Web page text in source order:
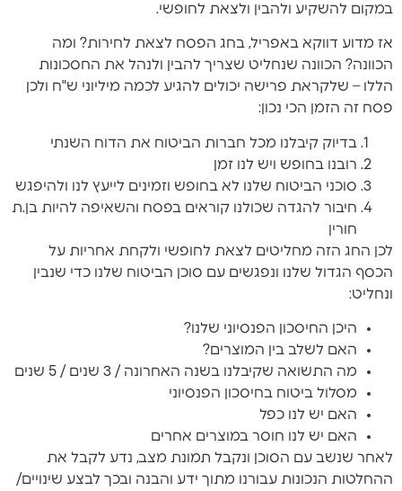
במקום להשקיע ולהבין ולצאת לחופשי.
אז מדוע דווקא באפריל, בחג הפסח לצאת לחירות? ומה
הכוונה? הכוונה שנחליט שצריך להבין ולנהל את החסכונות
הללו – שלקראת פרישה יכולים להגיע לכמה מיליוני ש"ח ולכן
פסח זה הזמן הכי נכון:
בדיוק קיבלנו מכל חברות הביטוח את הדוח השנתי
רובנו בחופש ויש לנו זמן
סוכני הביטוח שלנו לא בחופש וזמינים לייעץ לנו ולהיפגש
חיבור להגדה שכולנו קוראים בפסח והשאיפה להיות בן.ת
חורין
לכן החג הזה מחליטים לצאת לחופשי ולקחת אחריות על
הכסף הגדול שלנו ונפגשים עם סוכן הביטוח שלנו כדי שנבין
ונחליט:
היכן החיסכון הפנסיוני שלנו?
האם לשלב בין המוצרים?
מה התשואה שקיבלנו בשנה האחרונה / 3 שנים / 5 שנים
מסלול ביטוח בחיסכון הפנסיוני
האם יש לנו כפל
האם יש לנו חוסר במוצרים אחרים
לאחר שנשב עם הסוכן ונקבל תמונת מצב, נדע לקבל את
ההחלטות הנכונות עבורנו מתוך ידע והבנה ובכך לבצע שינויים/